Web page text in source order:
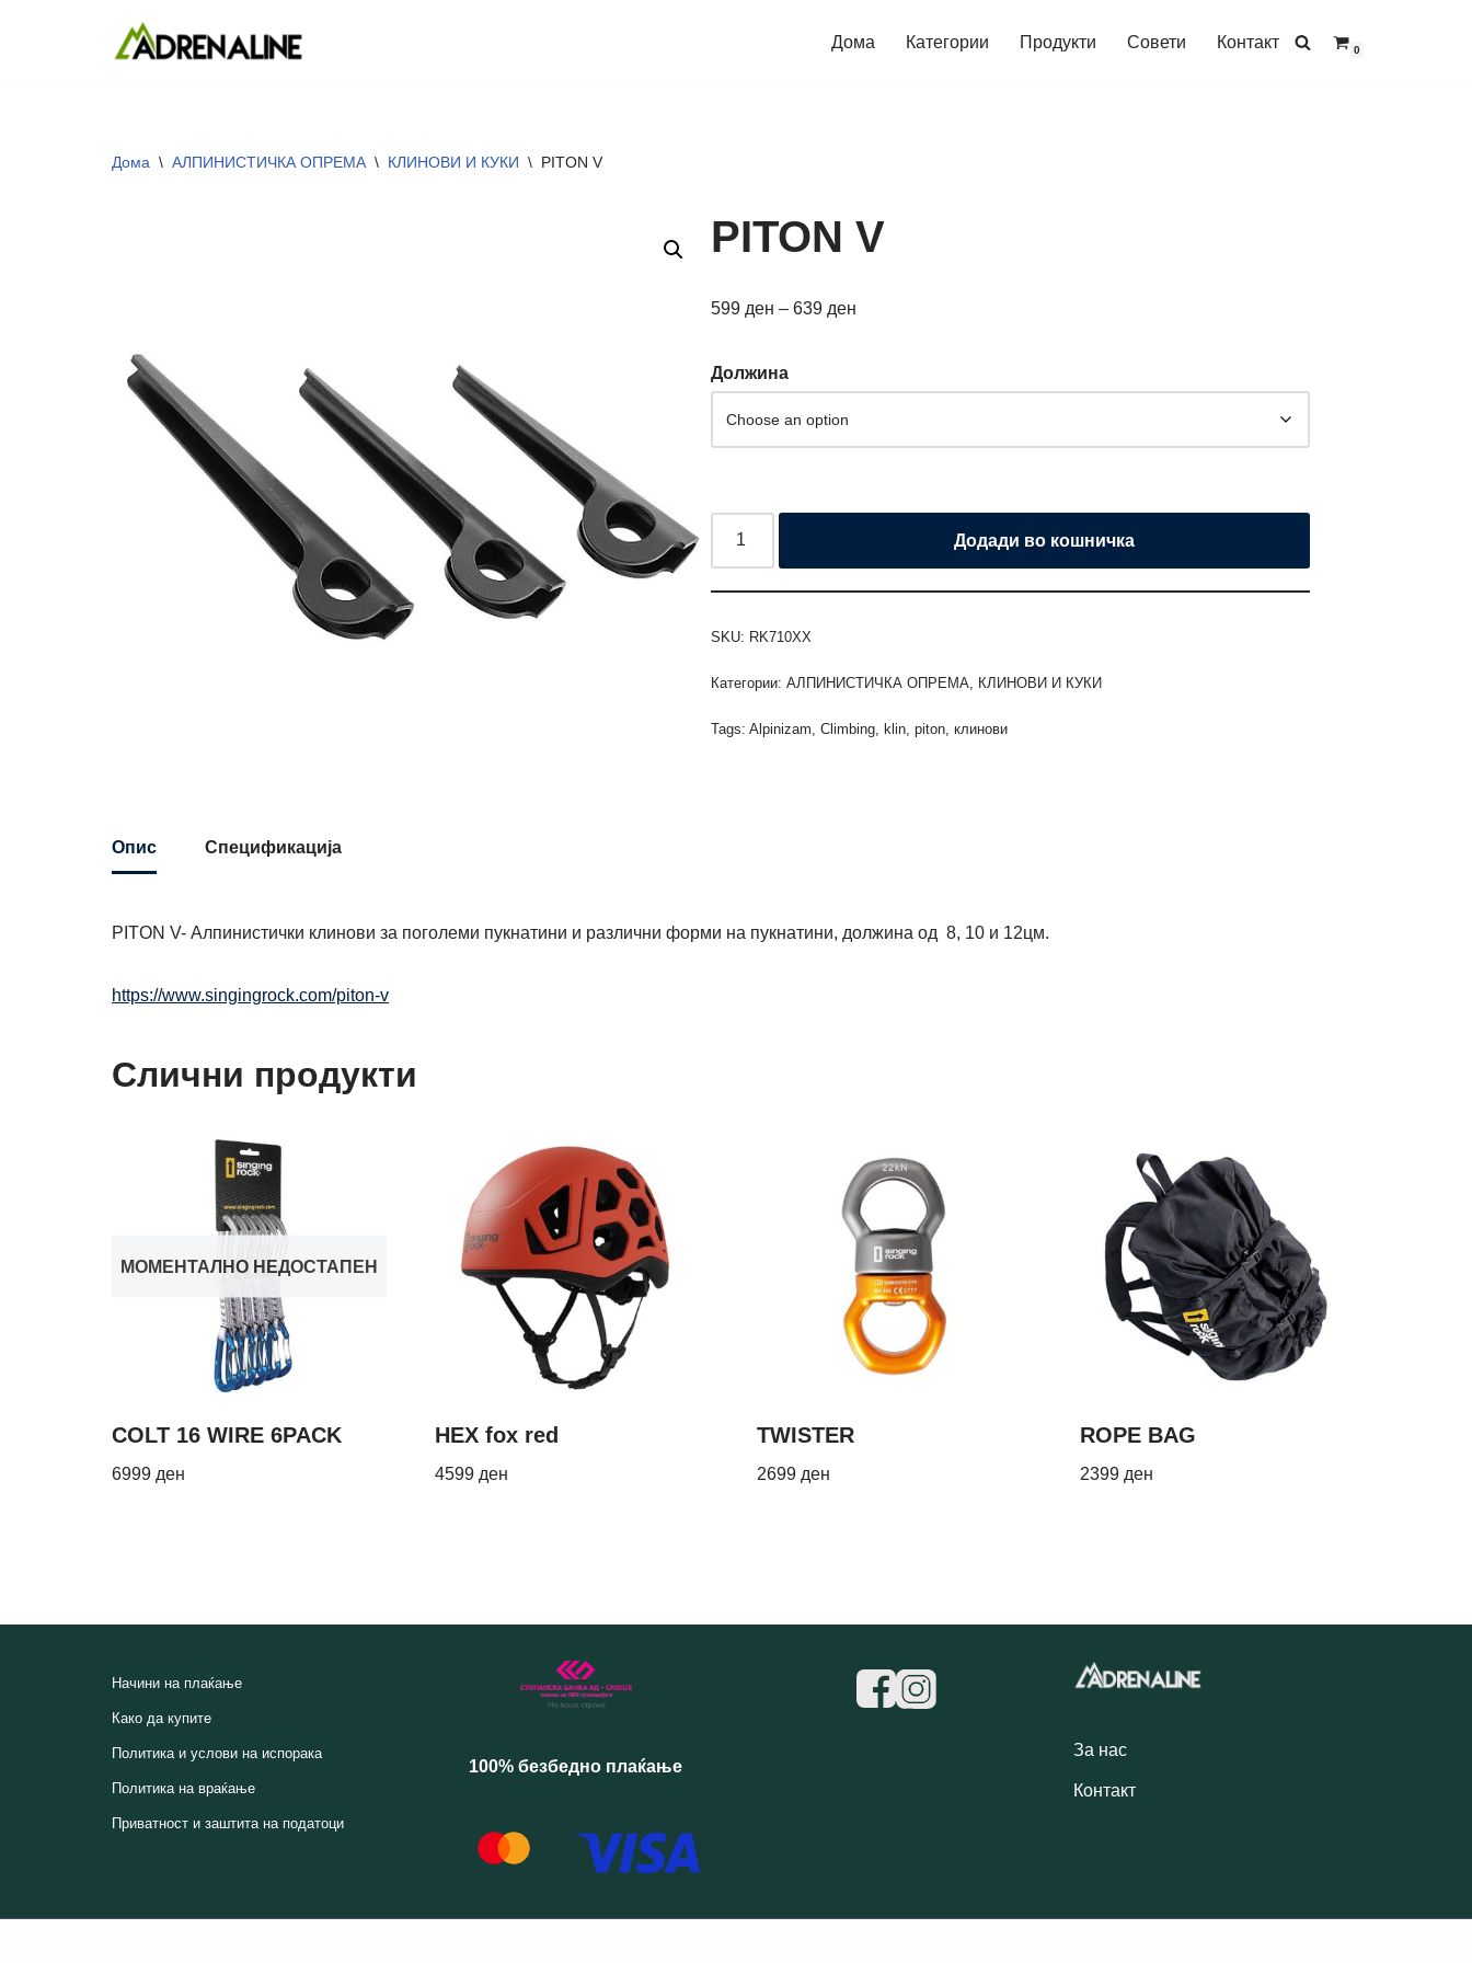
Дома Категории Продукти Совети Контакт 0
Дома \ АЛПИНИСТИЧКА ОПРЕМА \ КЛИНОВИ И КУКИ \ PITON V
PITON V
599 ден – 639 ден
Должина
Додади во кошничка
SKU: RK710XX
Категории:АЛПИНИСТИЧКА ОПРЕМА КЛИНОВИ И КУКИ
Tags:Alpinizam ,Climbing klin ,piton ,клинови
Опис Спецификација
PITON V- Алпинистички клинови за поголеми пукнатини и различни форми на пукнатини, должина од 8, 10 и 12цм.
https://www.singingrock.com/piton-v
Слични продукти
МОМЕНТАЛНО НЕДОСТАПЕН
COLT 16 WIRE 6PACK
6999 ден
HEX fox red
4599 ден
TWISTER
2699 ден
ROPE BAG
2399 ден
Начини на плаќање
Како да купите
Политика и услови на испорака
Политика на враќање
Приватност и заштита на податоци
100% безбедно плаќање
За нас
Контакт